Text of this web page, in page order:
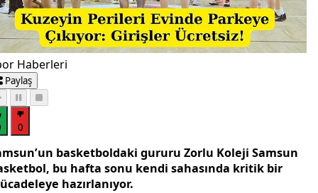
Haberleri
Paylaş
0
basketboldaki gururu Zorlu Koleji Samsun
bu hafta sonu kendi sahasında kritik bir
hazırlanıyor.